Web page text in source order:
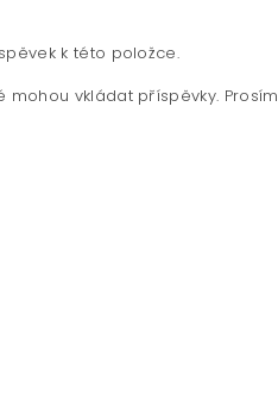
k této položce.
mohou vkládat příspěvky. Prosím